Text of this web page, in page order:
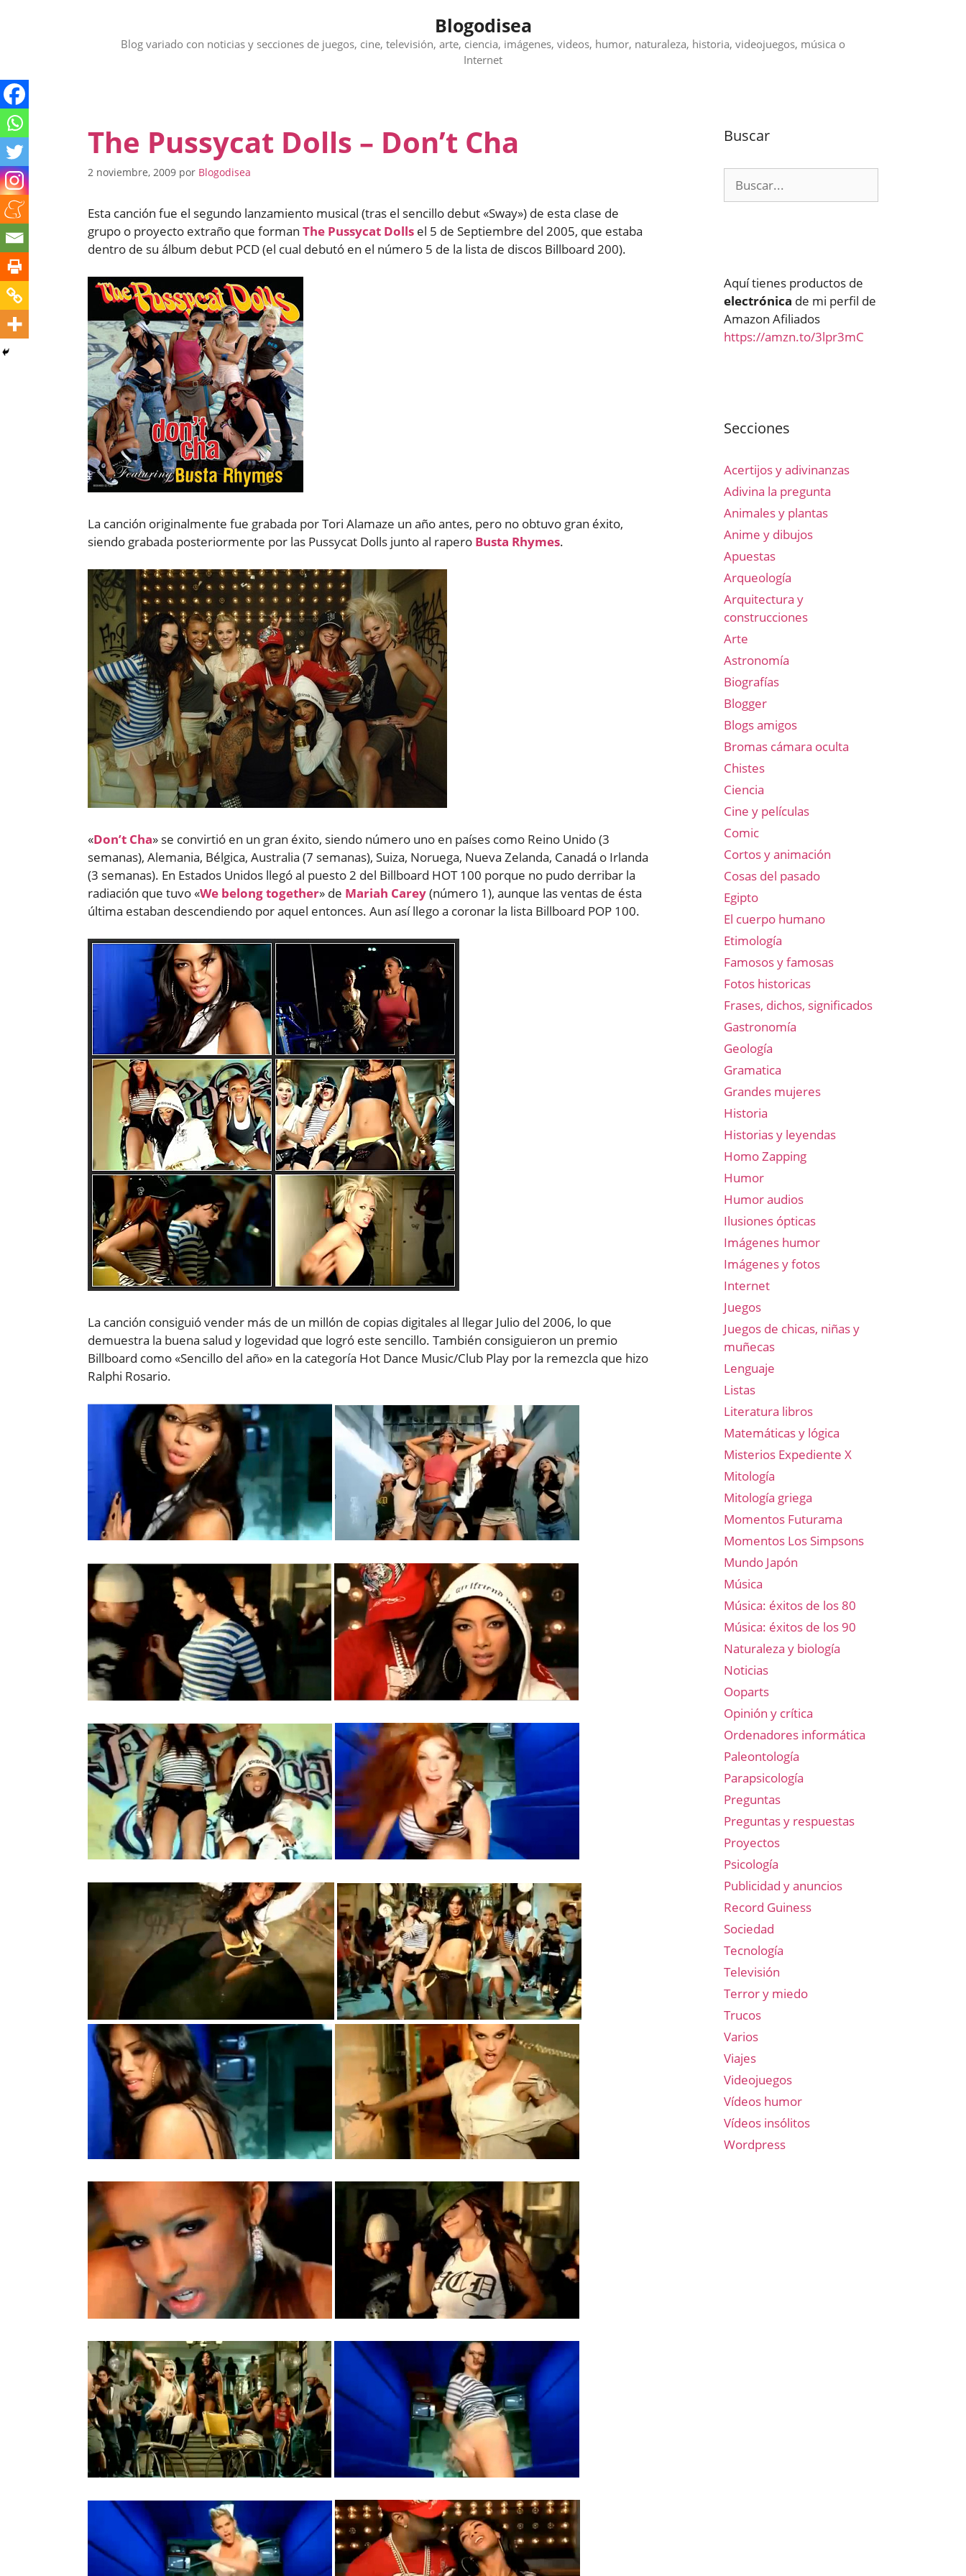
Blogodisea
Blog variado con noticias y secciones de juegos, cine, televisión, arte, ciencia, imágenes, videos, humor, naturaleza, historia, videojuegos, música o
Internet
The Pussycat Dolls – Don’t Cha
2 noviembre, 2009 por Blogodisea
Esta canción fue el segundo lanzamiento musical (tras el sencillo debut «Sway») de esta clase de
grupo o proyecto extraño que forman The Pussycat Dolls el 5 de Septiembre del 2005, que estaba
dentro de su álbum debut PCD (el cual debutó en el número 5 de la lista de discos Billboard 200).
La canción originalmente fue grabada por Tori Alamaze un año antes, pero no obtuvo gran éxito,
siendo grabada posteriormente por las Pussycat Dolls junto al rapero Busta Rhymes.
«Don’t Cha» se convirtió en un gran éxito, siendo número uno en países como Reino Unido (3
semanas), Alemania, Bélgica, Australia (7 semanas), Suiza, Noruega, Nueva Zelanda, Canadá o Irlanda
(3 semanas). En Estados Unidos llegó al puesto 2 del Billboard HOT 100 porque no pudo derribar la
radiación que tuvo «We belong together» de Mariah Carey(número 1), aunque las ventas de ésta
última estaban descendiendo por aquel entonces. Aun así llego a coronar la lista Billboard POP 100.
La canción consiguió vender más de un millón de copias digitales al llegar Julio del 2006, lo que
demuestra la buena salud y logevidad que logró este sencillo. También consiguieron un premio
Billboard como «Sencillo del año» en la categoría Hot Dance Music/Club Play por la remezcla que hizo
Ralphi Rosario.
Buscar
Aquí tienes productos de
electrónica de mi perfil de
Amazon Afiliados
https://amzn.to/3lpr3mC
Secciones
Acertijos y adivinanzas
Adivina la pregunta
Animales y plantas
Anime y dibujos
Apuestas
Arqueología
Arquitectura y
construcciones
Arte
Astronomía
Biografías
Blogger
Blogs amigos
Bromas cámara oculta
Chistes
Ciencia
Cine y películas
Comic
Cortos y animación
Cosas del pasado
Egipto
El cuerpo humano
Etimología
Famosos y famosas
Fotos historicas
Frases, dichos, significados
Gastronomía
Geología
Gramatica
Grandes mujeres
Historia
Historias y leyendas
Homo Zapping
Humor
Humor audios
Ilusiones ópticas
Imágenes humor
Imágenes y fotos
Internet
Juegos
Juegos de chicas, niñas y
muñecas
Lenguaje
Listas
Literatura libros
Matemáticas y lógica
Misterios Expediente X
Mitología
Mitología griega
Momentos Futurama
Momentos Los Simpsons
Mundo Japón
Música
Música: éxitos de los 80
Música: éxitos de los 90
Naturaleza y biología
Noticias
Ooparts
Opinión y crítica
Ordenadores informática
Paleontología
Parapsicología
Preguntas
Preguntas y respuestas
Proyectos
Psicología
Publicidad y anuncios
Record Guiness
Sociedad
Tecnología
Televisión
Terror y miedo
Trucos
Varios
Viajes
Videojuegos
Vídeos humor
Vídeos insólitos
Wordpress